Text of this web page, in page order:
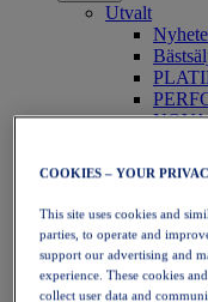
Utvalt
Tennis
Padel
Nätboll
COOKIES – YOUR
This site uses cookies and
parties, to operate and
support our advertising and
experience. These cookies
collect user data and